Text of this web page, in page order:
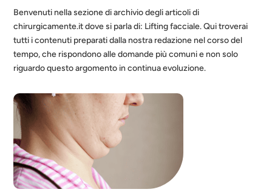
Benvenuti nella sezione di archivio degli articoli di
chirurgicamente.it dove si parla di: Lifting facciale. Qui troverai
tutti i contenuti preparati dalla nostra redazione nel corso del
tempo, che rispondono alle domande più comuni e non solo
riguardo questo argomento in continua evoluzione.